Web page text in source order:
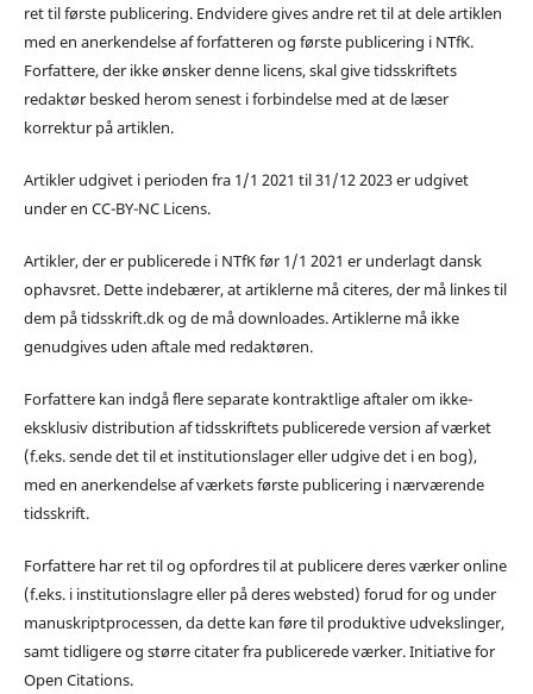
ret til første publicering. Endvidere gives andre ret til at dele artiklen
med en anerkendelse af forfatteren og første publicering i NTfK.
Forfattere, der ikke ønsker denne licens, skal give tidsskriftets
redaktør besked herom senest i forbindelse med at de læser
korrektur på artiklen.
Artikler udgivet i perioden fra 1/1 2021 til 31/12 2023 er udgivet
under en CC-BY-NC Licens.
Artikler, der er publicerede i NTfK før 1/1 2021 er underlagt dansk
ophavsret. Dette indebærer, at artiklerne må citeres, der må linkes til
dem på tidsskrift.dk og de må downloades. Artiklerne må ikke
genudgives uden aftale med redaktøren.
Forfattere kan indgå flere separate kontraktlige aftaler om ikke-
eksklusiv distribution af tidsskriftets publicerede version af værket
(f.eks. sende det til et institutionslager eller udgive det i en bog),
med en anerkendelse af værkets første publicering i nærværende
tidsskrift.
Forfattere har ret til og opfordres til at publicere deres værker online
(f.eks. i institutionslagre eller på deres websted) forud for og under
manuskriptprocessen, da dette kan føre til produktive udvekslinger,
samt tidligere og større citater fra publicerede værker. Initiative for
Open Citations.